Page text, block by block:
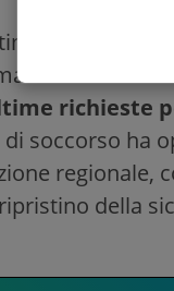
ore, la
una nota
richieste
soccorso ha
regionale,
della